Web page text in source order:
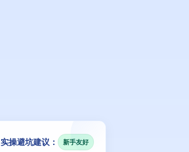
实操避坑建议： 新手友好